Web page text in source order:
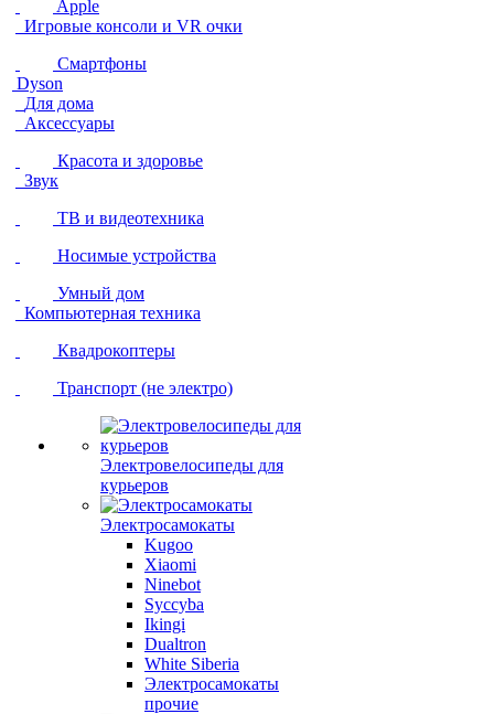
Apple
Игровые консоли и VR очки
Смартфоны
Dyson
Для дома
Аксессуары
Красота и здоровье
Звук
ТВ и видеотехника
Носимые устройства
Умный дом
Компьютерная техника
Квадрокоптеры
Транспорт (не электро)
Электровелосипеды для
курьеров
Электросамокаты
Kugoo
Xiaomi
Ninebot
Syccyba
Ikingi
Dualtron
White Siberia
Электросамокаты
прочие